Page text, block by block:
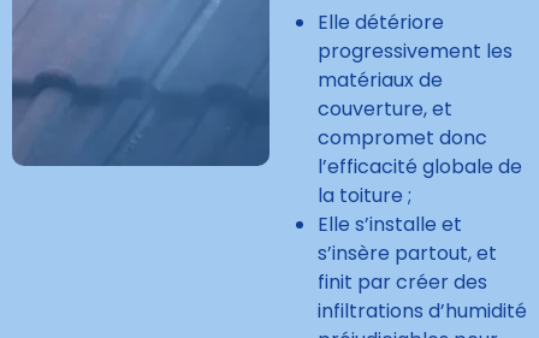
Elle détériore
progressivement les
matériaux de
couverture, et
compromet donc
l’efficacité globale de
la toiture ;
Elle s’installe et
s’insère partout, et
finit par créer des
infiltrations d’humidité